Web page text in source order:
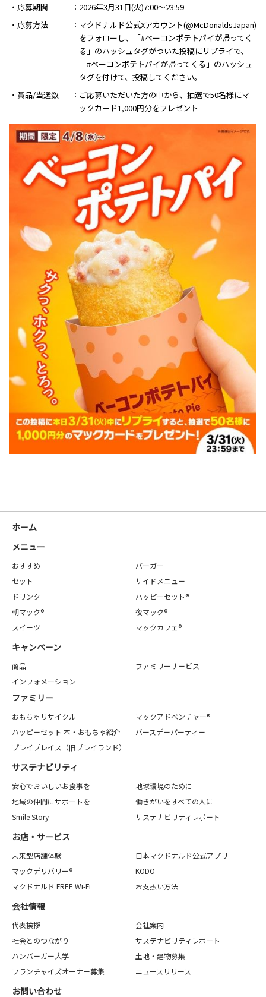
・応募期間
2026年3月31日(火)7:00～23:59
・応募方法
マクドナルド公式Xアカウント(@McDonaldsJapan)
をフォローし、「#ベーコンポテトパイが帰ってく
る」のハッシュタグがついた投稿にリプライで、
「#ベーコンポテトパイが帰ってくる」のハッシュ
タグを付けて、投稿してください。
・賞品/当選数
ご応募いただいた⽅の中から、抽選で50名様にマ
ックカード1,000円分をプレゼント
ホーム
メニュー
おすすめ
バーガー
セット
サイドメニュー
ドリンク
ハッピーセット®
朝マック®
夜マック®
スイーツ
マックカフェ®
キャンペーン
商品
ファミリーサービス
インフォメーション
ファミリー
おもちゃリサイクル
マックアドベンチャー®
ハッピーセット 本・おもちゃ紹介
バースデーパーティー
プレイプレイス（旧プレイランド）
サステナビリティ
安心でおいしいお食事を
地球環境のために
地域の仲間にサポートを
働きがいをすべての人に
Smile Story
サステナビリティレポート
お店・サービス
未来型店舗体験
日本マクドナルド公式アプリ
マックデリバリー®
KODO
マクドナルド FREE Wi-Fi
お支払い方法
会社情報
代表挨拶
会社案内
社会とのつながり
サステナビリティレポート
ハンバーガー大学
土地・建物募集
フランチャイズオーナー募集
ニュースリリース
お問い合わせ